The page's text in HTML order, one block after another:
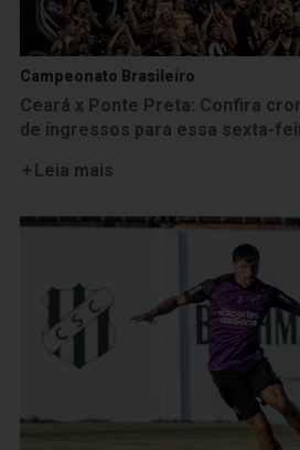
Campeonato Brasileiro
Ceará x Ponte Preta: Confira
de ingressos para essa sexta-
Leia mais